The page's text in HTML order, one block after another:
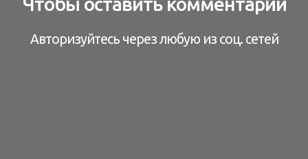
Авторизуйтесь через любую из соц. сетей